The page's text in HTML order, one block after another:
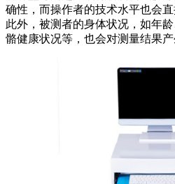
确性，而操作者的技术水平也会
此外，被测者的身体状况，如年
骼健康状况等，也会对测量结果产